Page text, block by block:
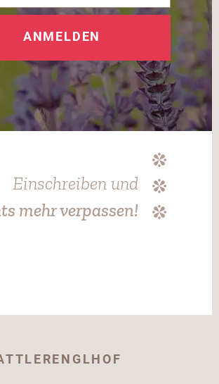
ANMELDEN
Einschreiben und
mehr verpassen!